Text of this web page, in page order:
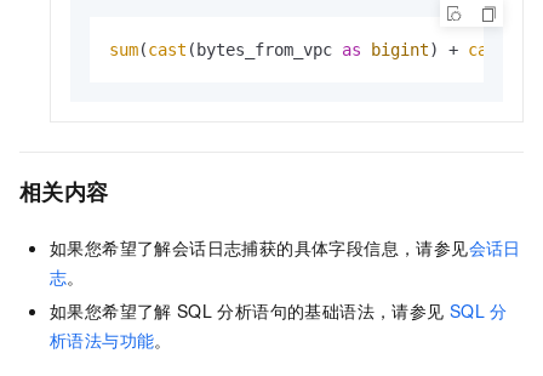
sum(cast (bytes_from_vpc as bigint) + cast
相关内容
如果您希望了解会话日志捕获的具体字段信息，请参见会话日
志。
如果您希望了解 SQL 分析语句的基础语法，请参见 SQL 分
析语法与功能。